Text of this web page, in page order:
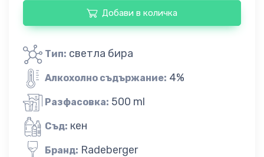
Добави в количка
Тип: светла бира
Алкохолно съдържание: 4%
Разфасовка: 500 ml
Съд: кен
Бранд: Radeberger